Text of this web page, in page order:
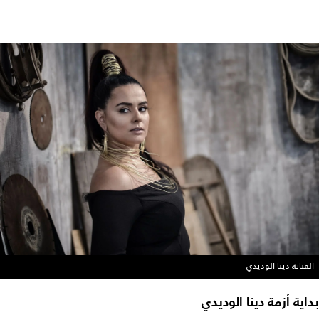
الفنانة دينا الوديدي
بداية أزمة دينا الوديدي